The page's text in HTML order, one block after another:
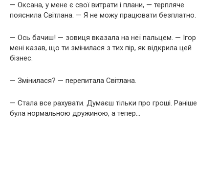
— Оксана, у мене є свої витрати і плани, — терпляче
пояснила Світлана. — Я не можу працювати безплатно.
— Ось бачиш! — зовиця вказала на неї пальцем. — Ігор
мені казав, що ти змінилася з тих пір, як відкрила цей
бізнес.
— Змінилася? — перепитала Світлана.
— Стала все рахувати. Думаєш тільки про гроші. Раніше
була нормальною дружиною, а тепер…